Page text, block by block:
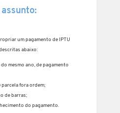
um pagamento de IPTU
abaixo:
mesmo ano, de pagamento
parcela fora ordem;
de barras;
do pagamento.